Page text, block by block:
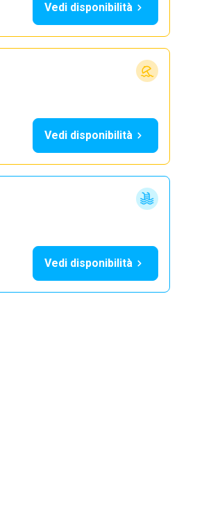
Vedi disponibilità
Vedi disponibilità
Vedi disponibilità